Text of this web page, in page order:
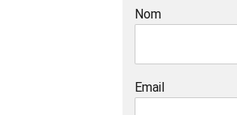
Nom
Email